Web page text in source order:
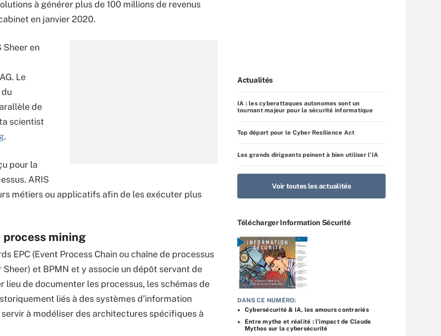
à générer plus de 100 millions de revenus
en janvier 2020.
Sheer en
Le
de
scientist
.
pour la
ARIS
métiers ou applicatifs afin de les exécuter plus
process mining
EPC (Event Process Chain ou chaîne de processus
et BPMN et y associe un dépôt servant de
lieu de documenter les processus, les schémas de
liés à des systèmes d’information
à modéliser des architectures spécifiques à
Actualités
IA : les cyberattaques autonomes sont un
tournant majeur pour la sécurité informatique
Top départ pour le Cyber Resilience Act
Les grands dirigeants peinent à bien utiliser l’IA
Voir toutes les actualités
Télécharger Information Sécurité
DANS CE NUMÉRO:
Cybersécurité & IA, les amours contrariés
Entre mythe et réalité : l’impact de Claude
Mythos sur la cybersécurité